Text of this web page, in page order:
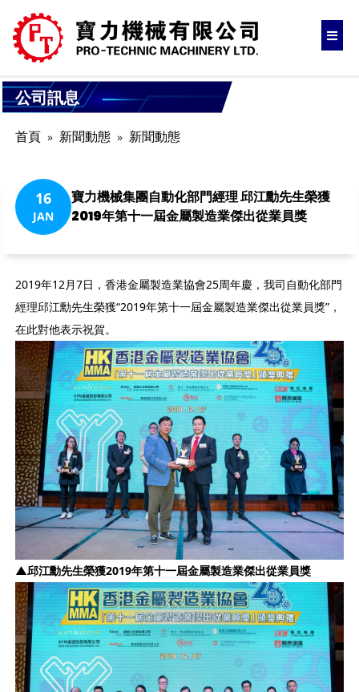
公司訊息
首頁 新聞動態 新聞動態
16
JAN
寶力機械集團自動化部門經理 邱江勳先生榮獲
2019年第十一屆金屬製造業傑出從業員獎
2019年12月7日，香港金屬製造業協會25周年慶，我司自動化部門
經理邱江勳先生榮獲“2019年第十一屆金屬製造業傑出從業員獎”，
在此對他表示祝賀。
▲邱江勳先生榮獲2019年第十一屆金屬製造業傑出從業員獎